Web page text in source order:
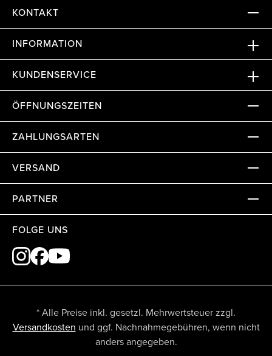
KONTAKT
INFORMATION
KUNDENSERVICE
ÖFFNUNGSZEITEN
ZAHLUNGSARTEN
VERSAND
PARTNER
FOLGE UNS
* Alle Preise inkl. gesetzl. Mehrwertsteuer zzgl.
Versandkosten und ggf. Nachnahmegebühren, wenn nicht
anders angegeben.